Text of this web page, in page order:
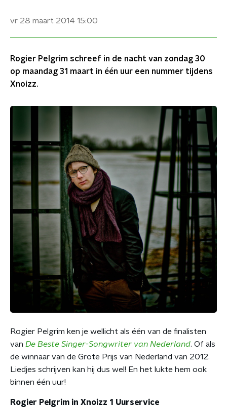
vr 28 maart 2014 15:00
Rogier Pelgrim schreef in de nacht van zondag 30
op maandag 31 maart in één uur een nummer tijdens
Xnoizz.
Rogier Pelgrim ken je wellicht als één van de finalisten
van De Beste Singer-Songwriter van Nederland. Of als
de winnaar van de Grote Prijs van Nederland van 2012.
Liedjes schrijven kan hij dus wel! En het lukte hem ook
binnen één uur!
Rogier Pelgrim in Xnoizz 1 Uurservice